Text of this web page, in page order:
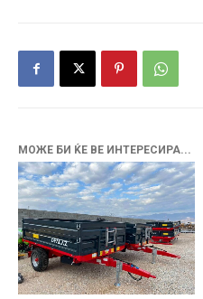
МОЖЕ БИ ЌЕ ВЕ ИНТЕРЕСИРА...